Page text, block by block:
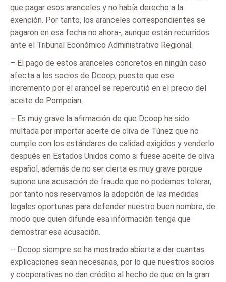
que pagar esos aranceles y no había derecho a la
exención. Por tanto, los aranceles correspondientes se
pagaron en esa fecha no ahora-, aunque están recurridos
ante el Tribunal Económico Administrativo Regional.
– El pago de estos aranceles concretos en ningún caso
afecta a los socios de Dcoop, puesto que ese
incremento por el arancel se repercutió en el precio del
aceite de Pompeian.
– Es muy grave la afirmación de que Dcoop ha sido
multada por importar aceite de oliva de Túnez que no
cumple con los estándares de calidad exigidos y venderlo
después en Estados Unidos como si fuese aceite de oliva
español, además de no ser cierta es muy grave porque
supone una acusación de fraude que no podemos tolerar,
por tanto nos reservamos la adopción de las medidas
legales oportunas para defender nuestro buen nombre, de
modo que quien difunde esa información tenga que
demostrar esa acusación.
– Dcoop siempre se ha mostrado abierta a dar cuantas
explicaciones sean necesarias, por lo que nuestros socios
y cooperativas no dan crédito al hecho de que en la gran